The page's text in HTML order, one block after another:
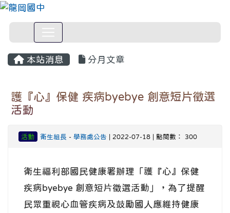
本站消息 分月文章
護『心』保健 疾病byebye 創意短片徵選
活動
活動 衛生組長 - 學務處公告 | 2022-07-18 | 點閱數： 300
衛生福利部國民健康署辦理「護『心』保健
疾病byebye 創意短片徵選活動」，為了提醒
民眾重視心血管疾病及鼓勵國人應維持健康